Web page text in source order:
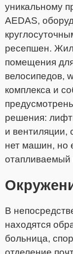
уникальному
AEDAS,
ресепшен.
помещения
велосипедов,
комплекса и
решения:
и вентиляции,
нет машин, но
отапливаемый
В
находятся
больница,